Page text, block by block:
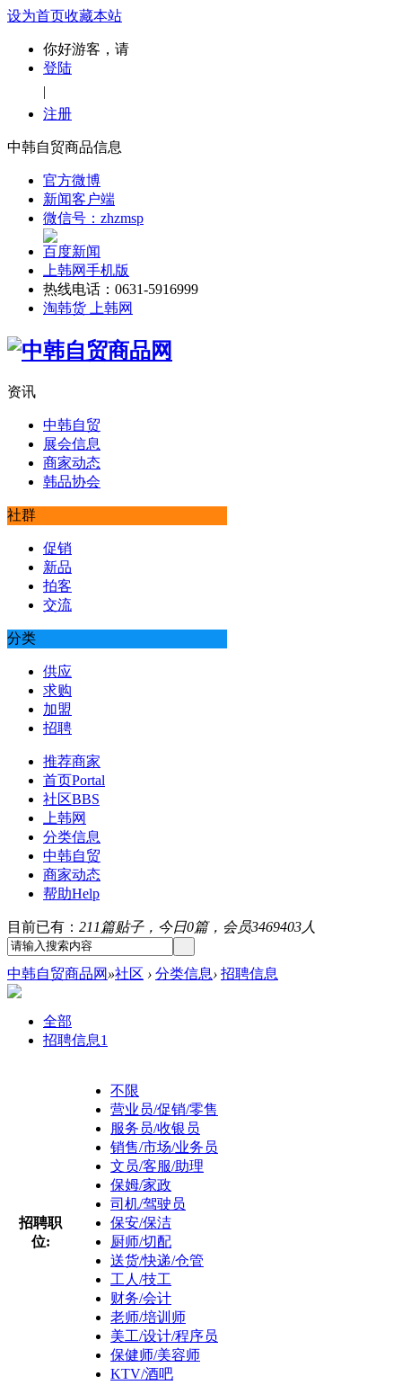
设为首页收藏本站
你好游客，请
登陆
|
注册
中韩自贸商品信息
官方微博
新闻客户端
微信号：zhzmsp
百度新闻
上韩网手机版
热线电话：0631-5916999
淘韩货 上韩网
资讯
中韩自贸
展会信息
商家动态
韩品协会
社群
促销
新品
拍客
交流
分类
供应
求购
加盟
招聘
推荐商家
首页Portal
社区BBS
上韩网
分类信息
中韩自贸
商家动态
帮助Help
目前已有： 211篇贴子，今日0篇，会员3469403人
中韩自贸商品网 »社区 › 分类信息› 招聘信息
全部
招聘信息1
招聘职
位:
不限
营业员/促销/零售
服务员/收银员
销售/市场/业务员
文员/客服/助理
保姆/家政
司机/驾驶员
保安/保洁
厨师/切配
送货/快递/仓管
工人/技工
财务/会计
老师/培训师
美工/设计/程序员
保健师/美容师
KTV/酒吧